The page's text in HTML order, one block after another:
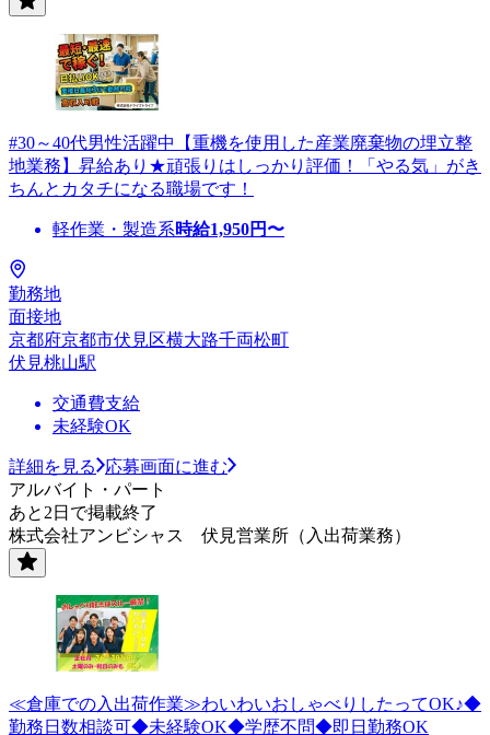
#30～40代男性活躍中【重機を使用した産業廃棄物の埋立整
地業務】昇給あり★頑張りはしっかり評価！「やる気」がき
ちんとカタチになる職場です！
軽作業・製造系時給1,950円〜
勤務地
面接地
京都府京都市伏見区横大路千両松町
伏見桃山駅
交通費支給
未経験OK
詳細を見る
応募画面に進む
アルバイト・パート
あと2日で掲載終了
株式会社アンビシャス 伏見営業所（入出荷業務）
≪倉庫での入出荷作業≫わいわいおしゃべりしたってOK♪◆
勤務日数相談可◆未経験OK◆学歴不問◆即日勤務OK